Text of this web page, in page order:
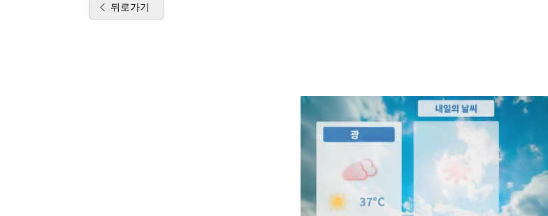
뒤로가기